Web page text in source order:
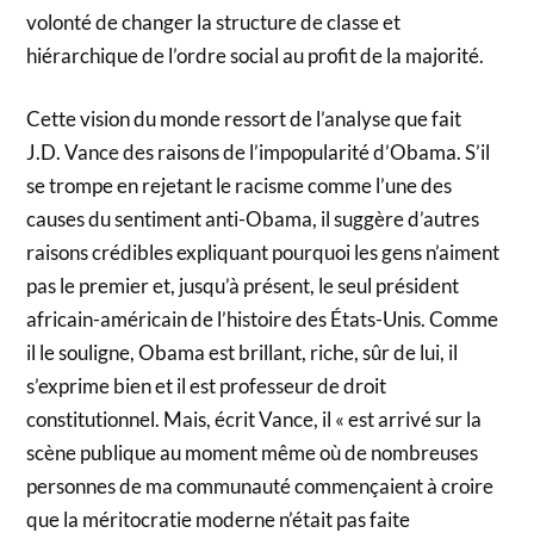
volonté de changer la structure de classe et
hiérarchique de l’ordre social au profit de la majorité.
Cette vision du monde ressort de l’analyse que fait
J.D. Vance des raisons de l’impopularité d’Obama. S’il
se trompe en rejetant le racisme comme l’une des
causes du sentiment anti-Obama, il suggère d’autres
raisons crédibles expliquant pourquoi les gens n’aiment
pas le premier et, jusqu’à présent, le seul président
africain-américain de l’histoire des États-Unis. Comme
il le souligne, Obama est brillant, riche, sûr de lui, il
s’exprime bien et il est professeur de droit
constitutionnel. Mais, écrit Vance, il « est arrivé sur la
scène publique au moment même où de nombreuses
personnes de ma communauté commençaient à croire
que la méritocratie moderne n’était pas faite